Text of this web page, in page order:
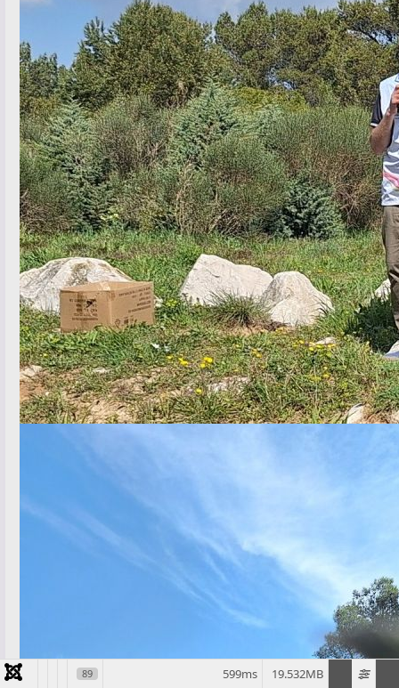
89 19.532MB
599ms